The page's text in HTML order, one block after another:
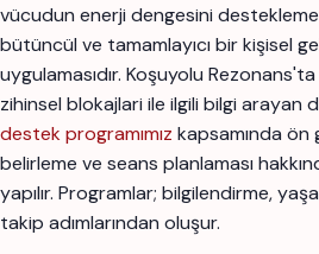
vücudun enerji dengesini
bütüncül ve tamamlayıcı bir kişisel
uygulamasıdır. Koşuyolu
zihinsel blokajlari ile ilgili bilgi arayan
destek programımız kapsamında
belirleme ve seans planlaması
yapılır. Programlar; bilgilendirme,
takip adımlarından oluşur.